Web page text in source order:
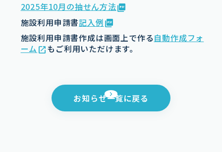
2025年10月の抽せん方法
施設利用申請書記入例
施設利用申請書作成は画面上で作る自動作成フォ
ーム
もご利用いただけます。
お知らせ一覧に戻る